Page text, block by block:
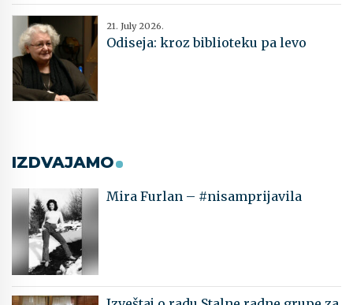
21. July 2026.
Odiseja: kroz biblioteku pa levo
IZDVAJAMO
Mira Furlan – #nisamprijavila